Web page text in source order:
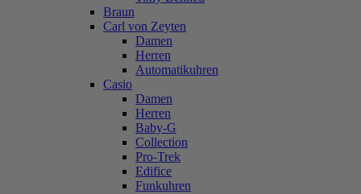
Braun
Carl von Zeyten
Damen
Herren
Automatikuhren
Casio
Damen
Herren
Baby-G
Collection
Pro-Trek
Edifice
Funkuhren